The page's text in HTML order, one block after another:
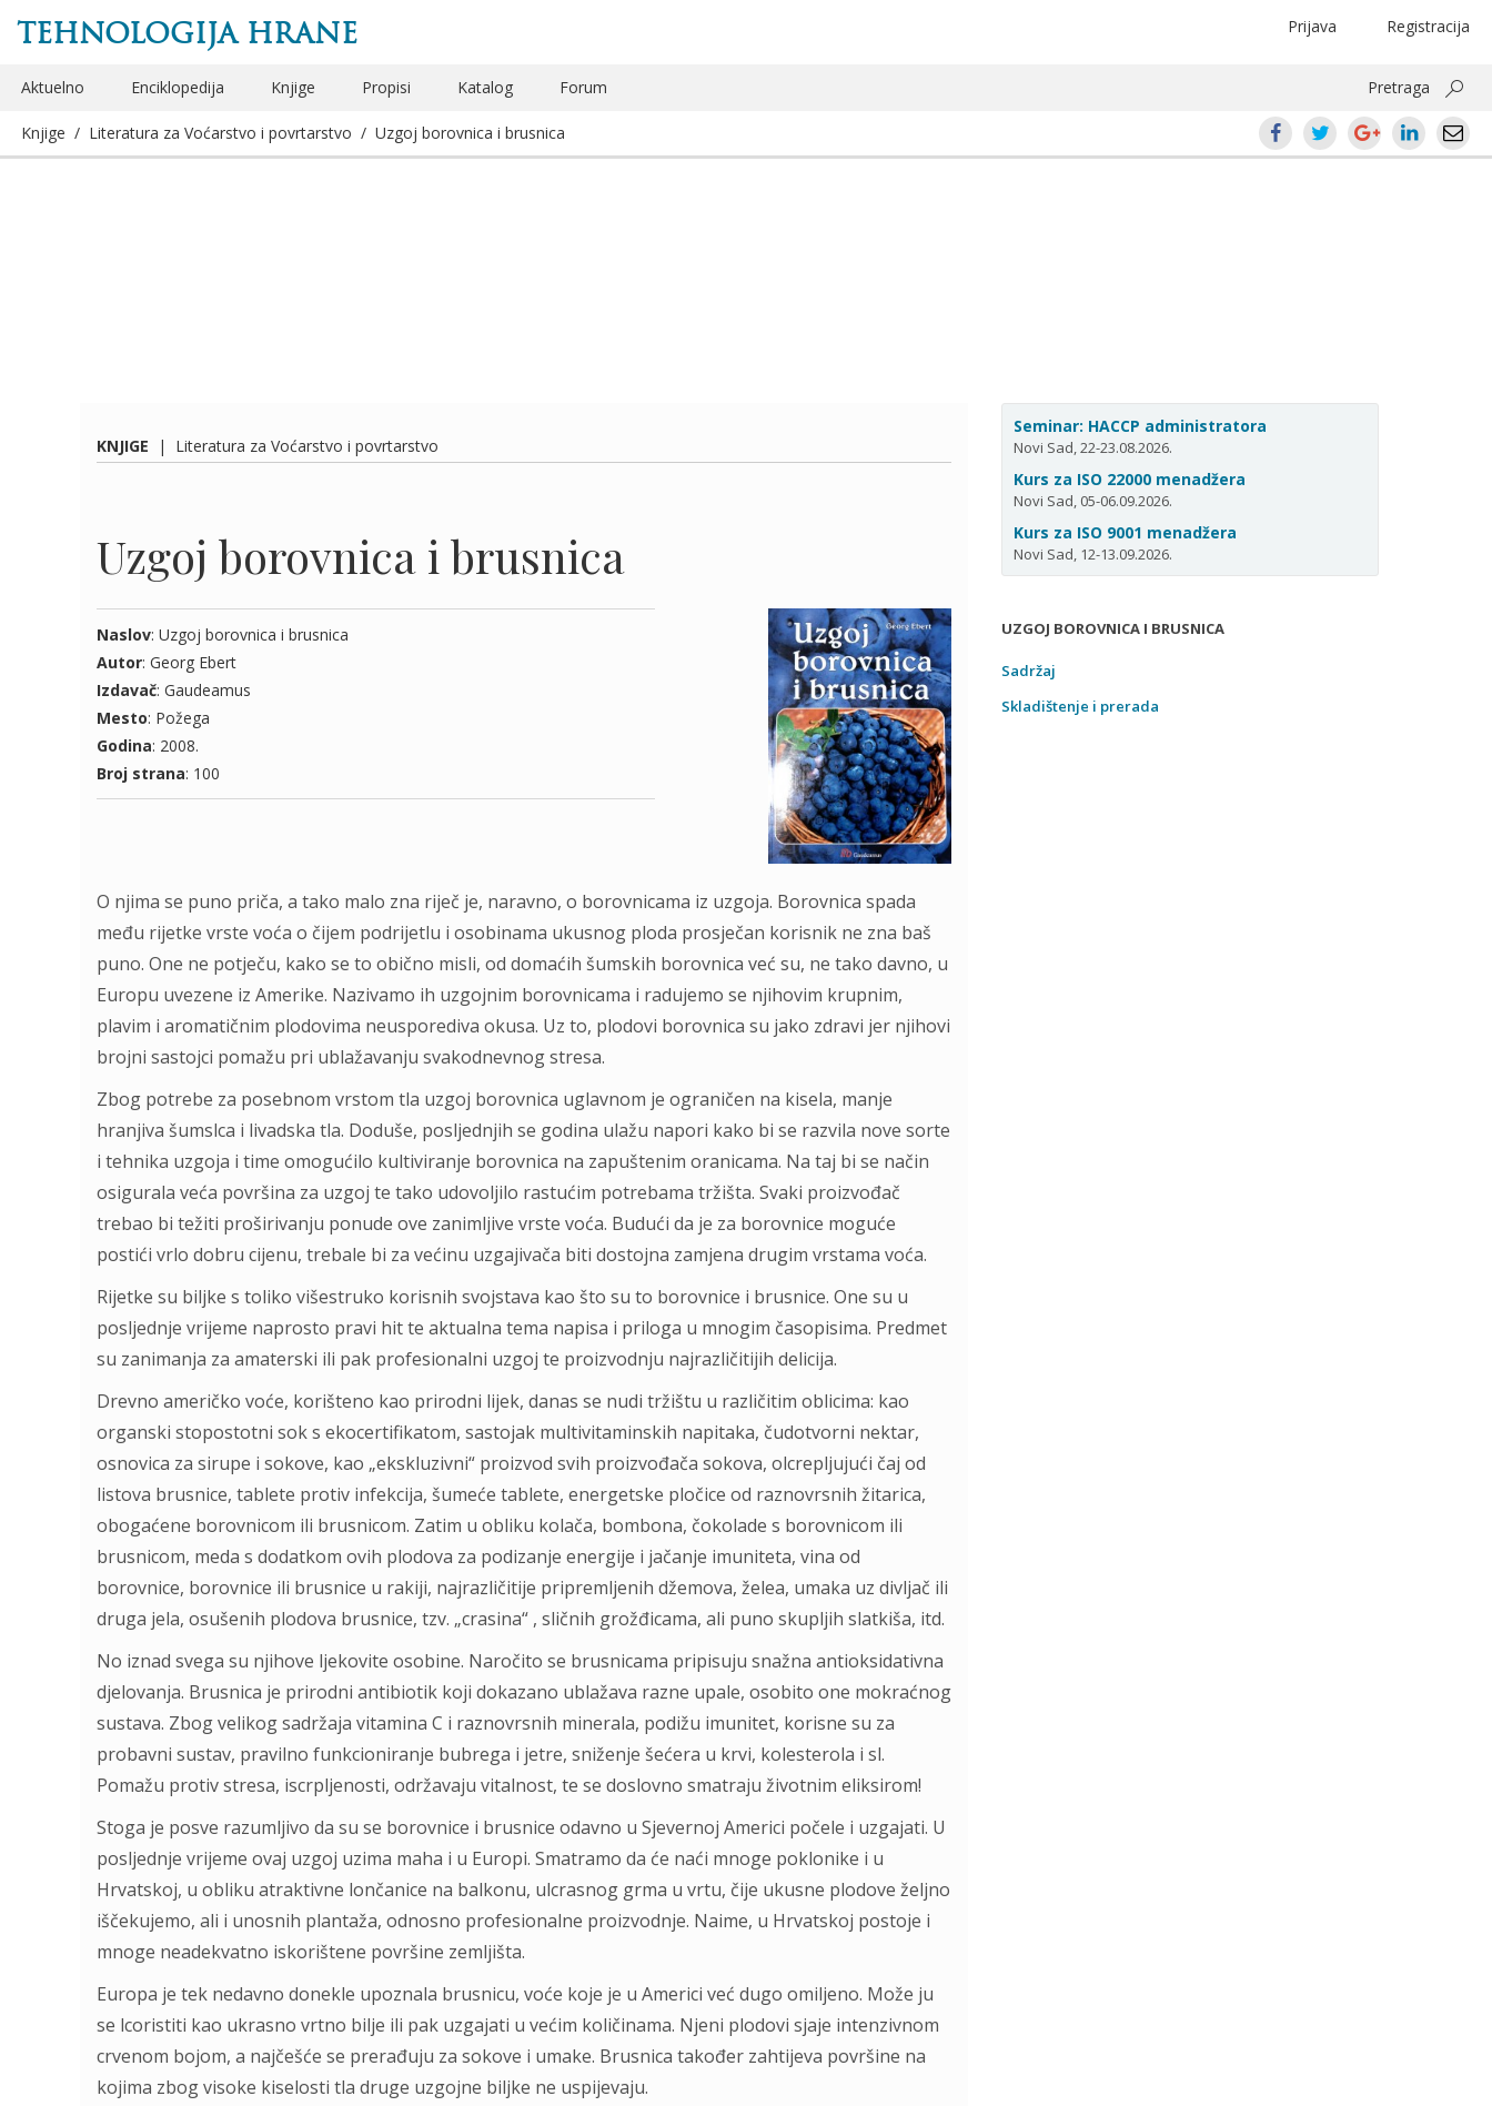
TEHNOLOGIJA HRANE Registracija
Prijava
Aktuelno Enciklopedija Knjige Propisi Katalog Forum Pretraga
Knjige / Literatura za Voćarstvo i povrtarstvo / Uzgoj borovnica i brusnica
KNJIGE | Literatura za Voćarstvo i povrtarstvo
Uzgoj borovnica i brusnica
Naslov: Uzgoj borovnica i brusnica
Autor: Georg Ebert
Izdavač: Gaudeamus
Mesto: Požega
Godina: 2008.
Broj strana: 100
O njima se puno priča, a tako malo zna riječ je, naravno, o borovnicama iz uzgoja. Borovnica spada
među rijetke vrste voća o čijem podrijetlu i osobinama ukusnog ploda prosječan korisnik ne zna baš
puno. One ne potječu, kako se to obično misli, od domaćih šumskih borovnica već su, ne tako davno, u
Europu uvezene iz Amerike. Nazivamo ih uzgojnim borovnicama i radujemo se njihovim krupnim,
plavim i aromatičnim plodovima neusporediva okusa. Uz to, plodovi borovnica su jako zdravi jer njihovi
brojni sastojci pomažu pri ublažavanju svakodnevnog stresa.
Zbog potrebe za posebnom vrstom tla uzgoj borovnica uglavnom je ograničen na kisela, manje
hranjiva šumslca i livadska tla. Doduše, posljednjih se godina ulažu napori kako bi se razvila nove sorte
i tehnika uzgoja i time omogućilo kultiviranje borovnica na zapuštenim oranicama. Na taj bi se način
osigurala veća površina za uzgoj te tako udovoljilo rastućim potrebama tržišta. Svaki proizvođač
trebao bi težiti proširivanju ponude ove zanimljive vrste voća. Budući da je za borovnice moguće
postići vrlo dobru cijenu, trebale bi za većinu uzgajivača biti dostojna zamjena drugim vrstama voća.
Rijetke su biljke s toliko višestruko korisnih svojstava kao što su to borovnice i brusnice. One su u
posljednje vrijeme naprosto pravi hit te aktualna tema napisa i priloga u mnogim časopisima. Predmet
su zanimanja za amaterski ili pak profesionalni uzgoj te proizvodnju najrazličitijih delicija.
Drevno američko voće, korišteno kao prirodni lijek, danas se nudi tržištu u različitim oblicima: kao
organski stopostotni sok s ekocertifikatom, sastojak multivitaminskih napitaka, čudotvorni nektar,
osnovica za sirupe i sokove, kao „ekskluzivni“ proizvod svih proizvođača sokova, olcrepljujući čaj od
listova brusnice, tablete protiv infekcija, šumeće tablete, energetske pločice od raznovrsnih žitarica,
obogaćene borovnicom ili brusnicom. Zatim u obliku kolača, bombona, čokolade s borovnicom ili
brusnicom, meda s dodatkom ovih plodova za podizanje energije i jačanje imuniteta, vina od
borovnice, borovnice ili brusnice u rakiji, najrazličitije pripremljenih džemova, želea, umaka uz divljač ili
druga jela, osušenih plodova brusnice, tzv. „crasina“ , sličnih grožđicama, ali puno skupljih slatkiša, itd.
No iznad svega su njihove ljekovite osobine. Naročito se brusnicama pripisuju snažna antioksidativna
djelovanja. Brusnica je prirodni antibiotik koji dokazano ublažava razne upale, osobito one mokraćnog
sustava. Zbog velikog sadržaja vitamina C i raznovrsnih minerala, podižu imunitet, korisne su za
probavni sustav, pravilno funkcioniranje bubrega i jetre, sniženje šećera u krvi, kolesterola i sl.
Pomažu protiv stresa, iscrpljenosti, održavaju vitalnost, te se doslovno smatraju životnim eliksirom!
Stoga je posve razumljivo da su se borovnice i brusnice odavno u Sjevernoj Americi počele i uzgajati. U
posljednje vrijeme ovaj uzgoj uzima maha i u Europi. Smatramo da će naći mnoge poklonike i u
Hrvatskoj, u obliku atraktivne lončanice na balkonu, ulcrasnog grma u vrtu, čije ukusne plodove željno
iščekujemo, ali i unosnih plantaža, odnosno profesionalne proizvodnje. Naime, u Hrvatskoj postoje i
mnoge neadekvatno iskorištene površine zemljišta.
Europa je tek nedavno donekle upoznala brusnicu, voće koje je u Americi već dugo omiljeno. Može ju
se lcoristiti kao ukrasno vrtno bilje ili pak uzgajati u većim količinama. Njeni plodovi sjaje intenzivnom
crvenom bojom, a najčešće se prerađuju za sokove i umake. Brusnica također zahtijeva površine na
kojima zbog visoke kiselosti tla druge uzgojne biljke ne uspijevaju.
Seminar: HACCP administratora
Novi Sad, 22-23.08.2026.
Kurs za ISO 22000 menadžera
Novi Sad, 05-06.09.2026.
Kurs za ISO 9001 menadžera
Novi Sad, 12-13.09.2026.
UZGOJ BOROVNICA I BRUSNICA
Sadržaj
Skladištenje i prerada